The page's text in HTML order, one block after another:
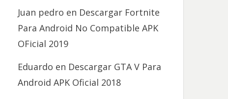
Juan pedro en Descargar Fortnite
Para Android No Compatible APK
OFicial 2019
Eduardo en Descargar GTA V Para
Android APK Oficial 2018